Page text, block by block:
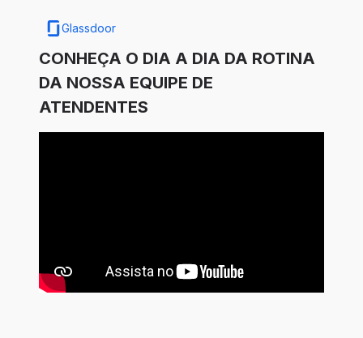
Glassdoor
CONHEÇA O DIA A DIA DA ROTINA
DA NOSSA EQUIPE DE
ATENDENTES